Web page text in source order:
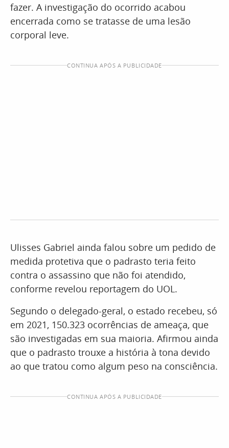
fazer. A investigação do ocorrido acabou
encerrada como se tratasse de uma lesão
corporal leve.
CONTINUA APÓS A PUBLICIDADE
Ulisses Gabriel ainda falou sobre um pedido de
medida protetiva que o padrasto teria feito
contra o assassino que não foi atendido,
conforme revelou reportagem do UOL.
Segundo o delegado-geral, o estado recebeu, só
em 2021, 150.323 ocorrências de ameaça, que
são investigadas em sua maioria. Afirmou ainda
que o padrasto trouxe a história à tona devido
ao que tratou como algum peso na consciência.
CONTINUA APÓS A PUBLICIDADE